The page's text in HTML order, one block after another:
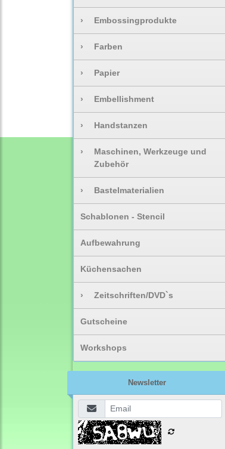
› Embossingprodukte
› Farben
› Papier
› Embellishment
› Handstanzen
›
Maschinen, Werkzeuge und
Zubehör
› Bastelmaterialien
Schablonen - Stencil
Aufbewahrung
Küchensachen
› Zeitschriften/DVD`s
Gutscheine
Workshops
Newsletter